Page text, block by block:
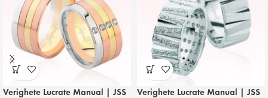
Verighete Lucrate Manual | JSS
Verighete Lucrate Manual | JSS